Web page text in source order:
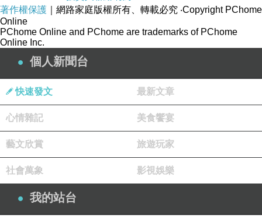
著作權保護 ｜網路家庭版權所有、轉載必究 ‧Copyright PChome
Online
PChome Online and PChome are trademarks of PChome
Online Inc.
個人新聞台
快速發文 最新文章
心情雜記 美食饗宴
藝文欣賞 旅遊玩家
社會萬象 影視娛樂
我的站台